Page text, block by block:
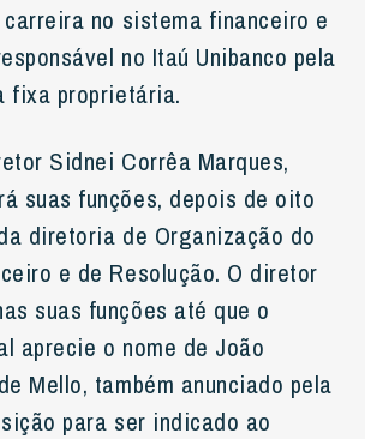
no sistema financeiro e
no Itaú Unibanco pela
fixa proprietária.
Sidnei Corrêa Marques,
suas funções, depois de oito
diretoria de Organização do
e de Resolução. O diretor
suas funções até que o
aprecie o nome de João
Mello, também anunciado pela
para ser indicado ao